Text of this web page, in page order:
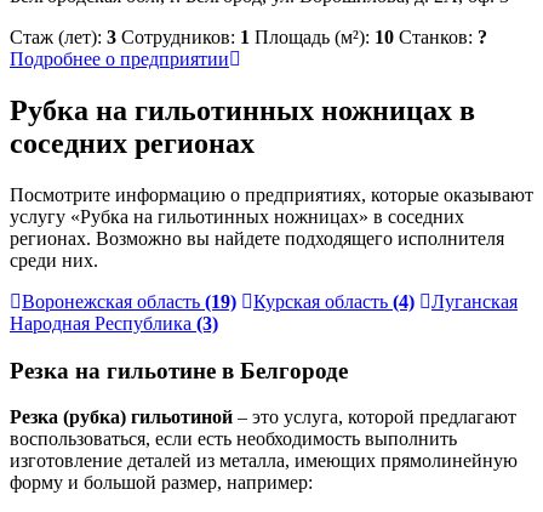
Стаж (лет): 3 Сотрудников: 1 Площадь (м²): 10 Станков: ?
Подробнее о предприятии
Рубка на гильотинных ножницах в
соседних регионах
Посмотрите информацию о предприятиях, которые оказывают
услугу «Рубка на гильотинных ножницах» в соседних
регионах. Возможно вы найдете подходящего исполнителя
среди них.
Воронежская область (19) Курская область (4)
Луганская
Народная Республика (3)
Резка на гильотине в Белгороде
Резка (рубка) гильотиной – это услуга, которой предлагают
воспользоваться, если есть необходимость выполнить
изготовление деталей из металла, имеющих прямолинейную
форму и большой размер, например: